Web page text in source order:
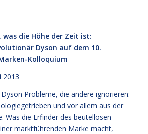
was die Höhe der Zeit ist:
Dyson auf dem 10.
Kolloquium
2013
Probleme, die andere ignorieren:
und vor allem aus der
Was die Erfinder des beutellosen
marktführenden Marke macht,